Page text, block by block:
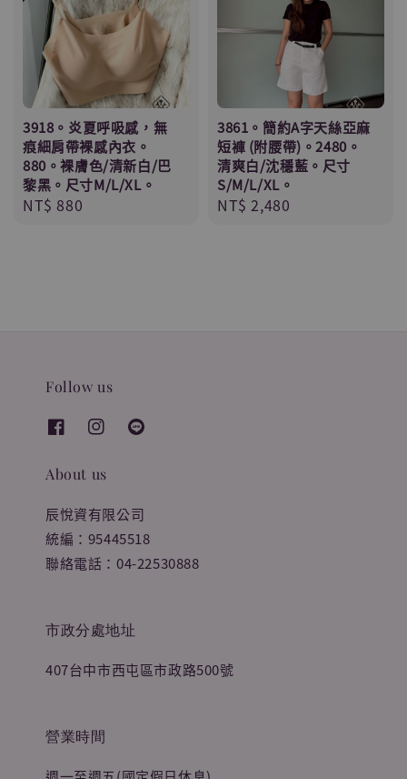
3918。炎夏呼吸感，無
痕細肩帶裸感內衣。
880。裸膚色/清新白/巴
黎黑。尺寸M/L/XL。
Regular
NT$ 880
3861。簡約A字天絲亞麻
短褲 (附腰帶)。2480。
清爽白/沈穩藍。尺寸
S/M/L/XL。
Regular
NT$ 2,480
Follow us
About us
辰悅資有限公司
統編：95445518
聯絡電話：04-22530888
市政分處地址
407台中市西屯區市政路500號
營業時間